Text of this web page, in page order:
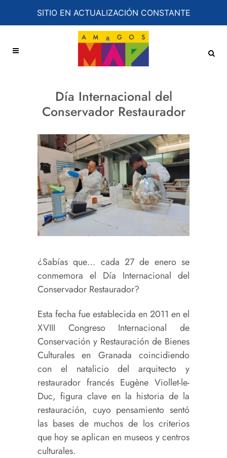
SITIO EN ACTUALIZACIÓN CONSTANTE
Día Internacional del
Conservador Restaurador
¿Sabías que… cada 27 de enero se
conmemora el Día Internacional del
Conservador Restaurador?
Esta fecha fue establecida en 2011 en el
XVIII Congreso Internacional de
Conservación y Restauración de Bienes
Culturales en Granada coincidiendo
con el natalicio del arquitecto y
restaurador francés Eugène Viollet-le-
Duc, figura clave en la historia de la
restauración, cuyo pensamiento sentó
las bases de muchos de los criterios
que hoy se aplican en museos y centros
culturales.